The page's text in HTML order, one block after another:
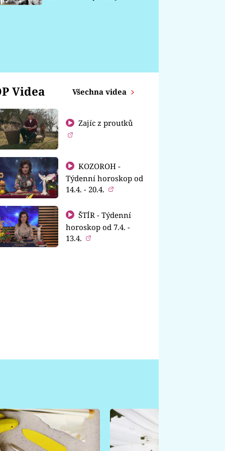
Videa Všechna videa
Zajíc z proutků
KOZOROH -
Týdenní horoskop od
14.4. - 20.4.
ŠTÍR - Týdenní
horoskop od 7.4. -
13.4.